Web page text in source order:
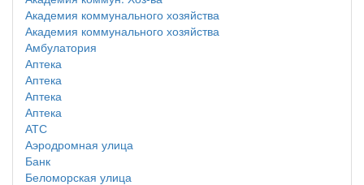
Академия коммунального хозяйства
Академия коммунального хозяйства
Амбулатория
Аптека
Аптека
Аптека
Аптека
АТС
Аэродромная улица
Банк
Беломорская улица